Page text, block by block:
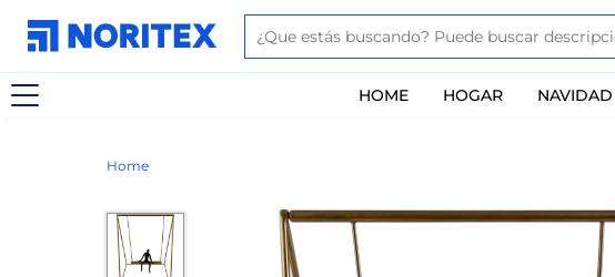
HOME HOGAR NAVIDAD
Home